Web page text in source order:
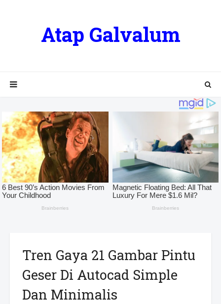
Atap Galvalum
Tren Gaya 21 Gambar Pintu
Geser Di Autocad Simple
Dan Minimalis